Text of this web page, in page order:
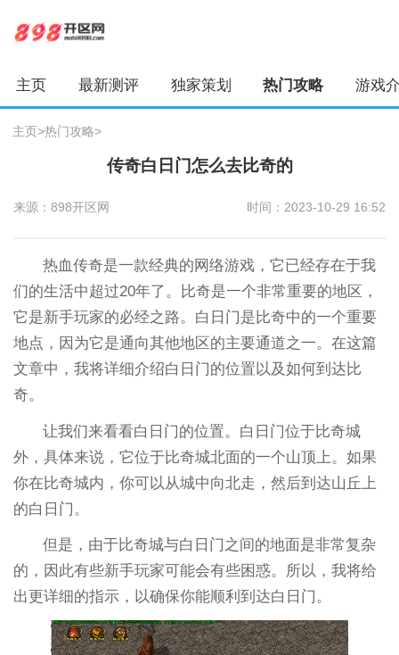
主页 最新测评 独家策划 热门攻略 游戏
主页>热门攻略>
传奇白日门怎么去比奇的
来源：898开区网 时间：2023-10-29 16:52
热血传奇是一款经典的网络游戏，它已经存在于我
们的生活中超过20年了。比奇是一个非常重要的地区，
它是新手玩家的必经之路。白日门是比奇中的一个重要
地点，因为它是通向其他地区的主要通道之一。在这篇
文章中，我将详细介绍白日门的位置以及如何到达比
奇。
让我们来看看白日门的位置。白日门位于比奇城
外，具体来说，它位于比奇城北面的一个山顶上。如果
你在比奇城内，你可以从城中向北走，然后到达山丘上
的白日门。
但是，由于比奇城与白日门之间的地面是非常复杂
的，因此有些新手玩家可能会有些困惑。所以，我将给
出更详细的指示，以确保你能顺利到达白日门。